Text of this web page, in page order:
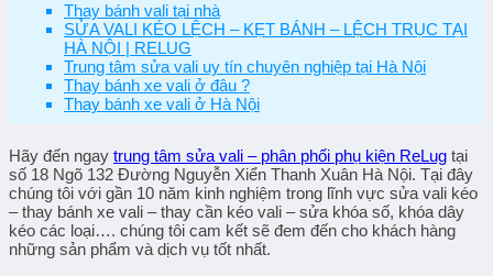
Thay bánh vali tại nhà
SỬA VALI KÉO LỆCH – KẸT BÁNH – LỆCH TRỤC TẠI
HÀ NỘI | RELUG
Trung tâm sửa vali uy tín chuyên nghiệp tại Hà Nội
Thay bánh xe vali ở đâu ?
Thay bánh xe vali ở Hà Nội
Hãy đến ngay trung tâm sửa vali – phân phối phụ kiện ReLug tại
số 18 Ngõ 132 Đường Nguyễn Xiển Thanh Xuân Hà Nội. Tại đây
chúng tôi với gần 10 năm kinh nghiệm trong lĩnh vực sửa vali kéo
– thay bánh xe vali – thay cần kéo vali – sửa khóa số, khóa dây
kéo các loại…. chúng tôi cam kết sẽ đem đến cho khách hàng
những sản phẩm và dịch vụ tốt nhất.